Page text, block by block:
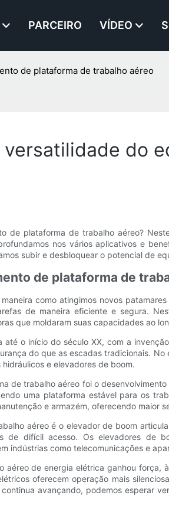
PARCEIRO VÍDEO
de plataforma de trabalho aéreo
do
de plataforma de trabalho aéreo?
nos vários aplicativos e
subir e desbloquear o potencial de
de plataforma de
como atingimos novos
de maneira eficiente e segura.
que moldaram suas capacidades ao
o início do século XX, com a
do que as escadas tradicionais.
e elevadores de boom.
de trabalho aéreo foi o
uma plataforma estável para os
e armazém, oferecendo maior
aéreo é o elevador de boom
de difícil acesso. Os elevadores de
indústrias como telecomunicações e
aéreo de energia elétrica ganhou
oferecem operação mais
avançando, podemos esperar